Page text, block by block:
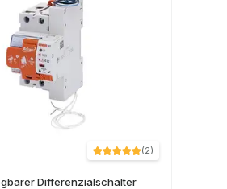
(2)
Differenzialschalter